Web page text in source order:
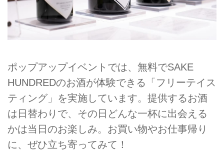
ポップアップイベントでは、無料でSAKE
HUNDREDのお酒が体験できる「フリーテイス
ティング」を実施しています。提供するお酒
は日替わりで、その日どんな一杯に出会える
かは当日のお楽しみ。お買い物やお仕事帰り
に、ぜひ立ち寄ってみて！